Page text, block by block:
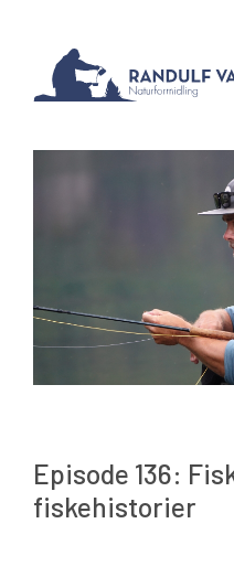
Episode 136:
fiskehistorier